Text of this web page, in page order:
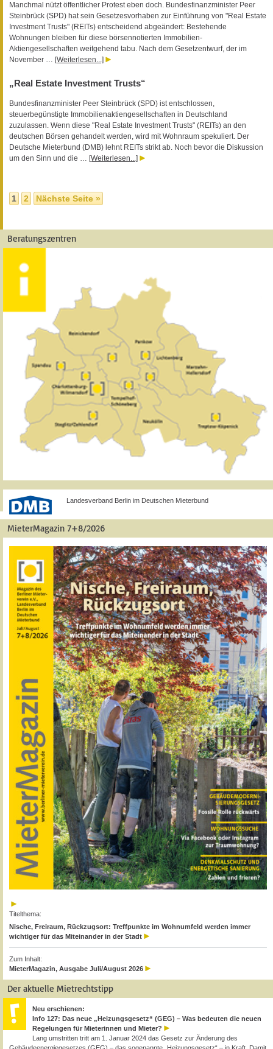
Manchmal nützt öffentlicher Protest eben doch. Bundesfinanzminister Peer
Steinbrück (SPD) hat sein Gesetzesvorhaben zur Einführung von "Real Estate
Investment Trusts" (REITs) entscheidend abgeändert: Bestehende
Wohnungen bleiben für diese börsennotierten Immobilien-
Aktiengesellschaften weitgehend tabu. Nach dem Gesetzentwurf, der im
November … [Weiterlesen...]
„Real Estate Investment Trusts“
Bundesfinanzminister Peer Steinbrück (SPD) ist entschlossen,
steuerbegünstigte Immobilienaktiengesellschaften in Deutschland
zuzulassen. Wenn diese "Real Estate Investment Trusts" (REITs) an den
deutschen Börsen gehandelt werden, wird mit Wohnraum spekuliert. Der
Deutsche Mieterbund (DMB) lehnt REITs strikt ab. Noch bevor die Diskussion
um den Sinn und die … [Weiterlesen...]
1 2 Nächste Seite »
Beratungszentren
Landesverband Berlin im Deutschen Mieterbund
MieterMagazin 7+8/2026
Titelthema:
Nische, Freiraum, Rückzugsort: Treffpunkte im Wohnumfeld werden immer
wichtiger für das Miteinander in der Stadt
Zum Inhalt:
MieterMagazin, Ausgabe Juli/August 2026
Der aktuelle Mietrechtstipp
Neu erschienen:
Info 127: Das neue „Heizungsgesetz“ (GEG) – Was bedeuten die neuen
Regelungen für Mieterinnen und Mieter?
Lang umstritten tritt am 1. Januar 2024 das Gesetz zur Änderung des